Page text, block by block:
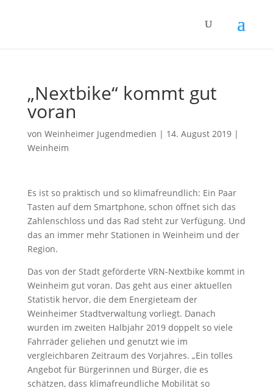
„Nextbike“ kommt gut
voran
von Weinheimer Jugendmedien | 14. August 2019|
Weinheim
Es ist so praktisch und so klimafreundlich: Ein Paar
Tasten auf dem Smartphone, schon öffnet sich das
Zahlenschloss und das Rad steht zur Verfügung. Und
das an immer mehr Stationen in Weinheim und der
Region.
Das von der Stadt geförderte VRN-Nextbike kommt in
Weinheim gut voran. Das geht aus einer aktuellen
Statistik hervor, die dem Energieteam der
Weinheimer Stadtverwaltung vorliegt. Danach
wurden im zweiten Halbjahr 2019 doppelt so viele
Fahrräder geliehen und genutzt wie im
vergleichbaren Zeitraum des Vorjahres. „Ein tolles
Angebot für Bürgerinnen und Bürger, die es
schätzen, dass klimafreundliche Mobilität so